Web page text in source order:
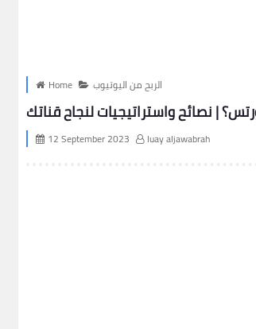
Home الربح من اليوتيوب
| نصائح واستراتيجيات لنجاح قناتك
12 September 2023 luay aljawabrah